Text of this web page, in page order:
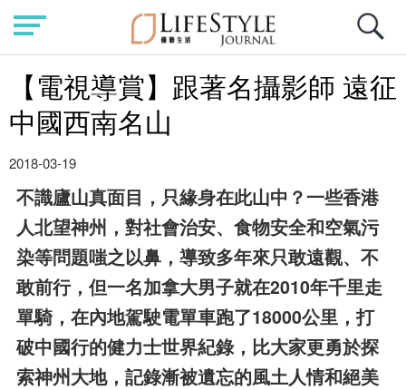
【電視導賞】跟著名攝影師 遠征
中國西南名山
2018-03-19
不識廬山真面目，只緣身在此山中？一些香港
人北望神州，對社會治安、食物安全和空氣污
染等問題嗤之以鼻，導致多年來只敢遠觀、不
敢前行，但一名加拿大男子就在2010年千里走
單騎，在內地駕駛電單車跑了18000公里，打
破中國行的健力士世界紀錄，比大家更勇於探
索神州大地，記錄漸被遺忘的風土人情和絕美